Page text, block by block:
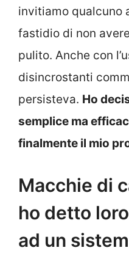
invitiamo qualcuno
fastidio di non
pulito. Anche con
disincrostanti
persisteva. Ho
semplice ma
finalmente il mio
Macchie di
ho detto
ad un